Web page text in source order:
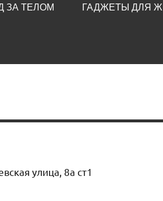
ЗА ТЕЛОМ ГАДЖЕТЫ ДЛЯ
улица, 8а ст1